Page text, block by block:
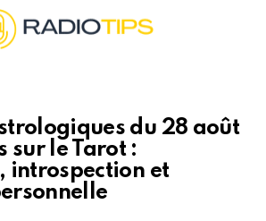
du 28 août
sur le Tarot :
introspection et